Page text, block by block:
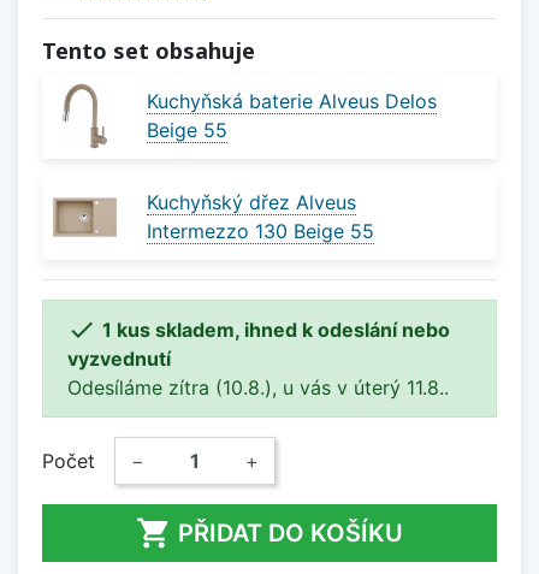
Tento set obsahuje
Kuchyňská baterie Alveus Delos
Beige 55
Kuchyňský dřez Alveus
Intermezzo 130 Beige 55
 1 kus skladem, ihned k odeslání nebo
vyzvednutí
Odesíláme zítra (10.8.), u vás v úterý 11.8..
Počet − +
 PŘIDAT DO KOŠÍKU